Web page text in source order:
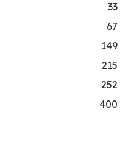
33
67
149
215
252
400